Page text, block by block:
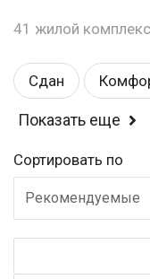
41 жилой комплекс
Сдан
Балкон или
Магазины
Рядом с парком
Закрытая
Показать еще
Сортировать по
Рекомендуемые